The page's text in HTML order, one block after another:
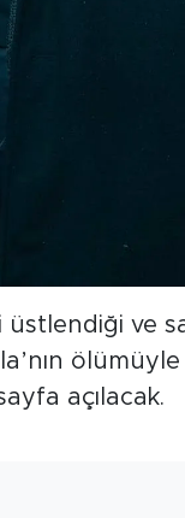
üstlendiği ve
açılacak.